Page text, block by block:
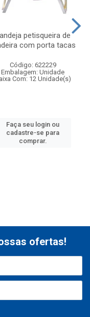
petisqueira de
com porta tacas
Código: 622229
Embalagem: Unidade
Com: 12 Unidade(s)
Faça seu login ou
cadastre-se para
comprar.
ofertas!